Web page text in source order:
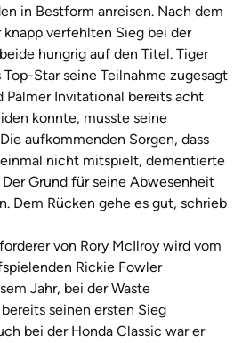
in Bestform anreisen. Nach dem
verfehlten Sieg bei der
hungrig auf den Titel. Tiger
Top-Star seine Teilnahme zugesagt
Palmer Invitational bereits acht
konnte, musste seine
aufkommenden Sorgen, dass
nicht mitspielt, dementierte
Grund für seine Abwesenheit
Dem Rücken gehe es gut, schrieb
von Rory McIlroy wird vom
Rickie Fowler
Jahr, bei der Waste
seinen ersten Sieg
bei der Honda Classic war er